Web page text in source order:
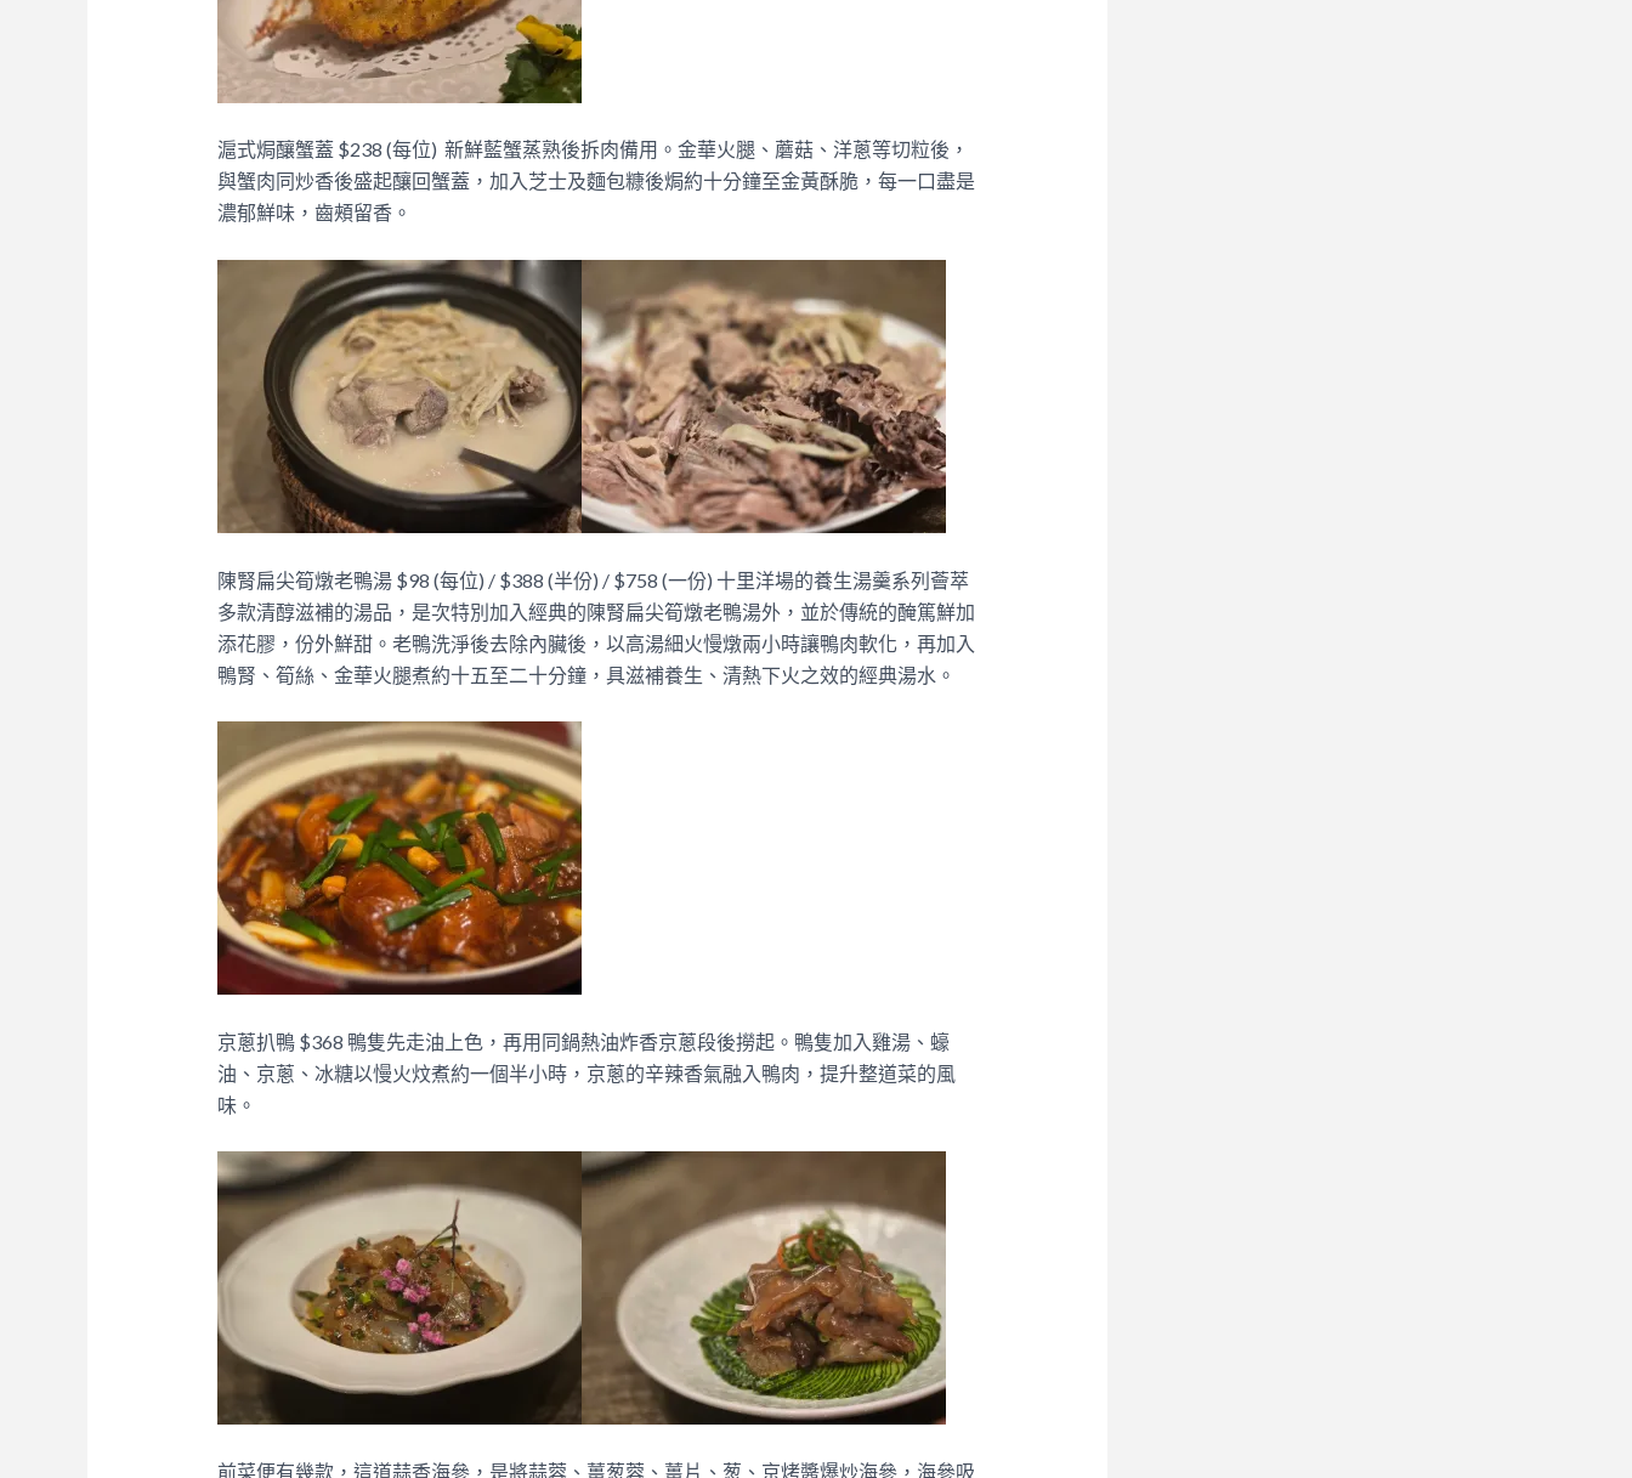
滬式焗釀蟹蓋 $238 (每位) 新鮮藍蟹蒸熟後拆肉備用。金華火腿、蘑菇、洋蔥等切粒後，
與蟹肉同炒香後盛起釀回蟹蓋，加入芝士及麵包糠後焗約十分鐘至金黃酥脆，每一口盡是
濃郁鮮味，齒頰留香。
陳腎扁尖筍燉老鴨湯 $98 (每位) / $388 (半份) / $758 (一份) 十里洋場的養生湯羹系列薈萃
多款清醇滋補的湯品，是次特別加入經典的陳腎扁尖筍燉老鴨湯外，並於傳統的醃篤鮮加
添花膠，份外鮮甜。老鴨洗淨後去除內臟後，以高湯細火慢燉兩小時讓鴨肉軟化，再加入
鴨腎、筍絲、金華火腿煮約十五至二十分鐘，具滋補養生、清熱下火之效的經典湯水。
京蔥扒鴨 $368 鴨隻先走油上色，再用同鍋熱油炸香京蔥段後撈起。鴨隻加入雞湯、蠔
油、京蔥、冰糖以慢火炆煮約一個半小時，京蔥的辛辣香氣融入鴨肉，提升整道菜的風
味。
前菜便有幾款，這道蒜香海參，是將蒜蓉、薑葱蓉、薑片、葱、京烤醬爆炒海參，海參吸